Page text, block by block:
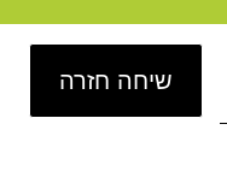
שיחה חזרה